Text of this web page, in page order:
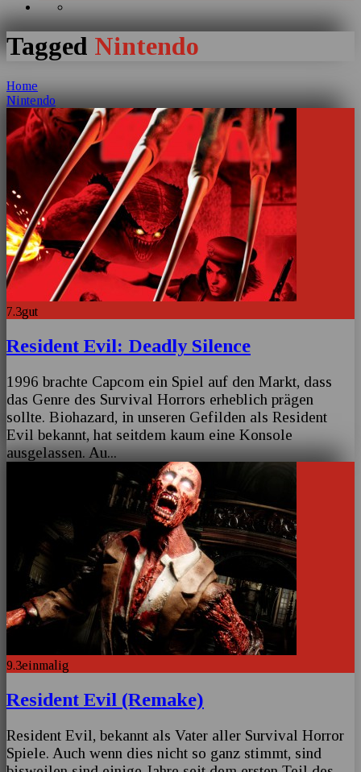
Tagged Nintendo
Home
Nintendo
7.3gut
Resident Evil: Deadly Silence
1996 brachte Capcom ein Spiel auf den Markt, dass
das Genre des Survival Horrors erheblich prägen
sollte. Biohazard, in unseren Gefilden als Resident
Evil bekannt, hat seitdem kaum eine Konsole
ausgelassen. Au...
9.3einmalig
Resident Evil (Remake)
Resident Evil, bekannt als Vater aller Survival Horror
Spiele. Auch wenn dies nicht so ganz stimmt, sind